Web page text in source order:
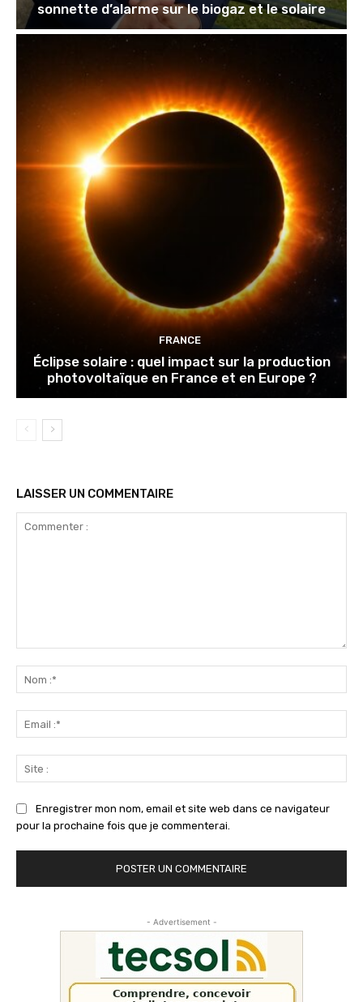
sonnette d’alarme sur le biogaz et le solaire
FRANCE
Éclipse solaire : quel impact sur la production
photovoltaïque en France et en Europe ?
LAISSER UN COMMENTAIRE
Enregistrer mon nom, email et site web dans ce navigateur
pour la prochaine fois que je commenterai.
- Advertisement -